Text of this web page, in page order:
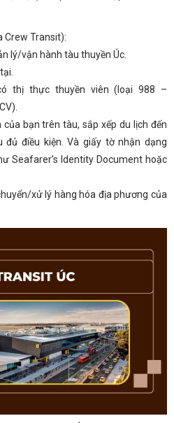
Crew Transit):
lý/vận hành tàu thuyền Úc.
thị thực thuyền viên (loại 988 –
bạn trên tàu, sắp xếp du lịch đến
đủ điều kiện. Và giấy tờ nhận dạng
Seafarer’s Identity Document hoặc
xử lý hàng hóa địa phương của